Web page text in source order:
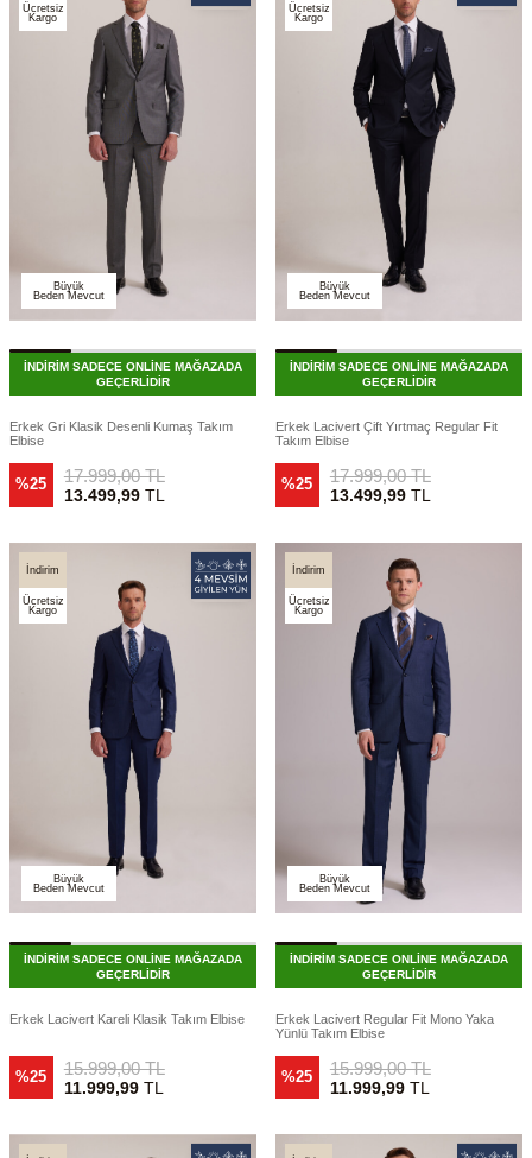
Ücretsiz
Kargo
Büyük
Beden Mevcut
İNDİRİM SADECE ONLİNE MAĞAZADA
GEÇERLİDİR
Erkek Gri Klasik Desenli Kumaş Takım
Elbise
%25 17.999,00TL
13.499,99TL
Ücretsiz
Kargo
Büyük
Beden Mevcut
İNDİRİM SADECE ONLİNE MAĞAZADA
GEÇERLİDİR
Erkek Lacivert Çift Yırtmaç Regular Fit
Takım Elbise
%25 17.999,00TL
13.499,99TL
İndirim
Ücretsiz
Kargo
Büyük
Beden Mevcut
İNDİRİM SADECE ONLİNE MAĞAZADA
GEÇERLİDİR
Erkek Lacivert Kareli Klasik Takım Elbise
%25 15.999,00TL
11.999,99TL
İndirim
Ücretsiz
Kargo
Büyük
Beden Mevcut
İNDİRİM SADECE ONLİNE MAĞAZADA
GEÇERLİDİR
Erkek Lacivert Regular Fit Mono Yaka
Yünlü Takım Elbise
%25 15.999,00TL
11.999,99TL